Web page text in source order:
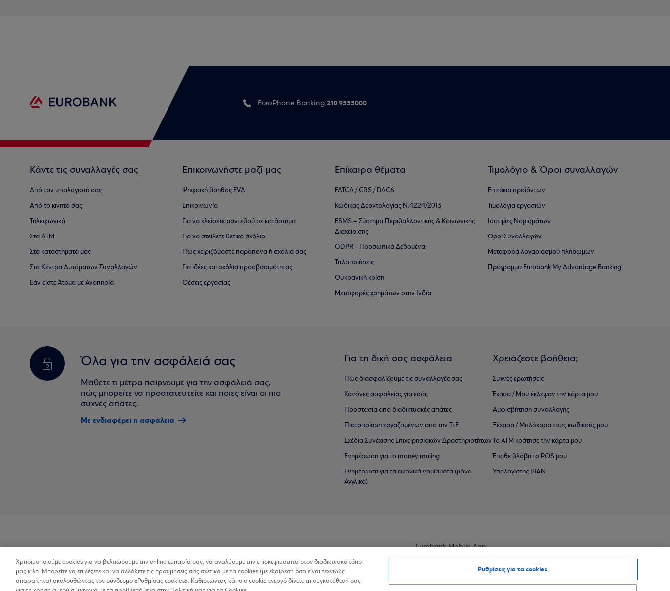
EuroPhone Banking 210 9555000
Κάντε τις συναλλαγές σας
Από τον υπολογιστή σας
Από το κινητό σας
Τηλεφωνικά
Στα ΑΤΜ
Στα καταστήματά μας
Στα Κέντρα Αυτόματων Συναλλαγών
Εάν είστε Άτομα με Αναπηρία
Επικοινωνήστε μαζί μας
Ψηφιακή βοηθός EVA
Επικοινωνία
Για να κλείσετε ραντεβού σε κατάστημα
Για να στείλετε θετικό σχόλιο
Πώς χειριζόμαστε παράπονα ή σχόλιά σας
Για ιδέες και σχόλια προσβασιμότητας
Θέσεις εργασίας
Επίκαιρα θέματα
FATCA / CRS / DAC6
Κώδικας Δεοντολογίας Ν.4224/2013
ESMS – Σύστημα Περιβαλλοντικής & Κοινωνικής
Διαχείρισης
GDPR - Προσωπικά Δεδομένα
Τιτλοποιήσεις
Ουκρανική κρίση
Μεταφορές χρημάτων στην Ινδία
Τιμολόγιο & Όροι συναλλαγών
Επιτόκια προϊόντων
Τιμολόγια εργασιών
Ισοτιμίες Νομισμάτων
Όροι Συναλλαγών
Μεταφορά λογαριασμού πληρωμών
Πρόγραμμα Eurobank My Advantage Banking
Όλα για την ασφάλειά σας
Μάθετε τι μέτρα παίρνουμε για την ασφάλειά σας,
πώς μπορείτε να προστατευτείτε και ποιες είναι οι πιο
συχνές απάτες.
Με ενδιαφέρει η ασφάλεια
Για τη δική σας ασφάλεια
Πώς διασφαλίζουμε τις συναλλαγές σας
Κανόνες ασφαλείας για εσάς
Προστασία από διαδικτυακές απάτες
Πιστοποίηση εργαζομένων από την ΤτΕ
Σχέδια Συνέχισης Επιχειρησιακών ∆ραστηριοτήτων
Ενημέρωση για το money muling
Ενημέρωση για τα εικονικά νομίσματα (μόνο
Αγγλικά)
Χρειάζεστε βοήθεια;
Συχνές ερωτήσεις
Έχασα / Μου έκλεψαν την κάρτα μου
Αμφισβήτηση συναλλαγής
Ξέχασα / Μπλόκαρα τους κωδικούς μου
Το ΑΤΜ κράτησε την κάρτα μου
Έπαθε βλάβη το POS μου
Υπολογιστής IBAN
Προσβασιμότητα
Eurobank Mobile App
Χρησιμοποιούμε cookies για να βελτιώσουμε την online εμπειρία σας, να αναλύουμε την επισκεψιμότητα στον διαδικτυακό τόπο
μας κ.λπ. Μπορείτε να επιλέξετε και να αλλάξετε τις προτιμήσεις σας σχετικά με τα cookies (με εξαίρεση όσα είναι τεχνικώς
απαραίτητα) ακολουθώντας τον σύνδεσμο «Ρυθμίσεις cookies». Καθιστώντας κάποιο cookie ενεργό δίνετε τη συγκατάθεσή σας
Ρυθμίσεις για τα cookies